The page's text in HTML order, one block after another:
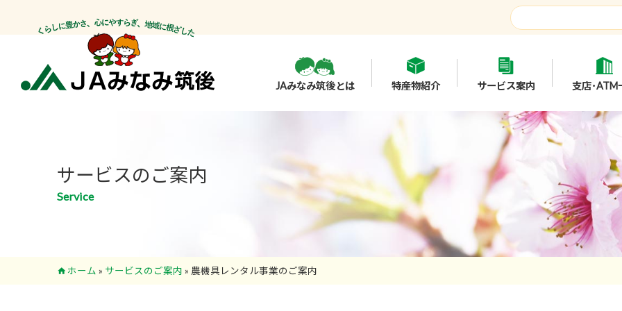
JAみなみ筑後とは 特産物紹介 サービス案内 支店･ATM
サービスのご案内
Service
ホーム » サービスのご案内 » 農機具レンタル事業のご案内